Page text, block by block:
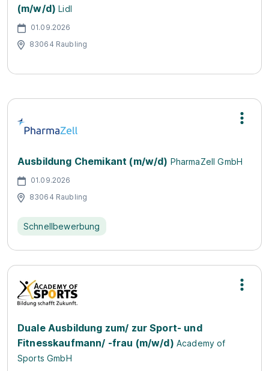
(m/w/d) Lidl
01.09.2026
83064 Raubling
Ausbildung Chemikant (m/w/d) PharmaZell GmbH
01.09.2026
83064 Raubling
Schnellbewerbung
Duale Ausbildung zum/ zur Sport- und
Fitnesskaufmann/ -frau (m/w/d) Academy of
Sports GmbH